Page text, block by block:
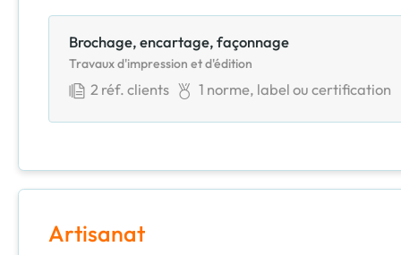
Brochage, encartage, façonnage
Travaux d'impression et d'édition
2 réf. clients 1 norme, label ou certification
Artisanat